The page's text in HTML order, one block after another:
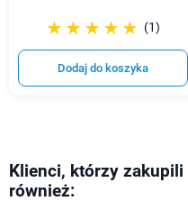
☆☆☆☆☆
★★★★★ (1)
Dodaj do koszyka
Klienci, którzy
również: